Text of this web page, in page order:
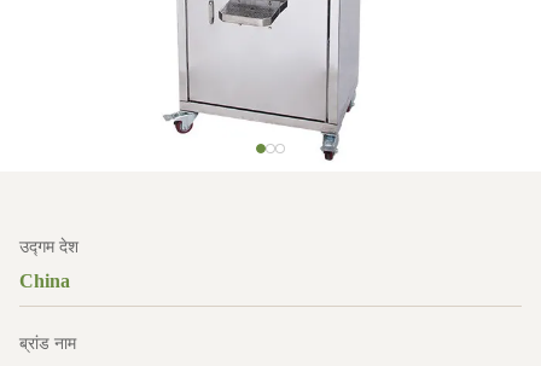
उद्गम देश
China
ब्रांड नाम